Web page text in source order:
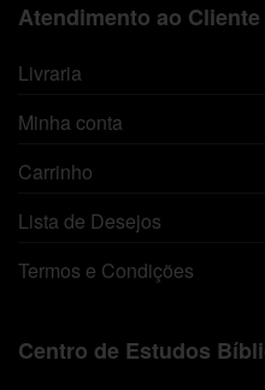
Atendimento ao Cliente
Livraria
Minha conta
Carrinho
Lista de Desejos
Termos e Condições
Centro de Estudos